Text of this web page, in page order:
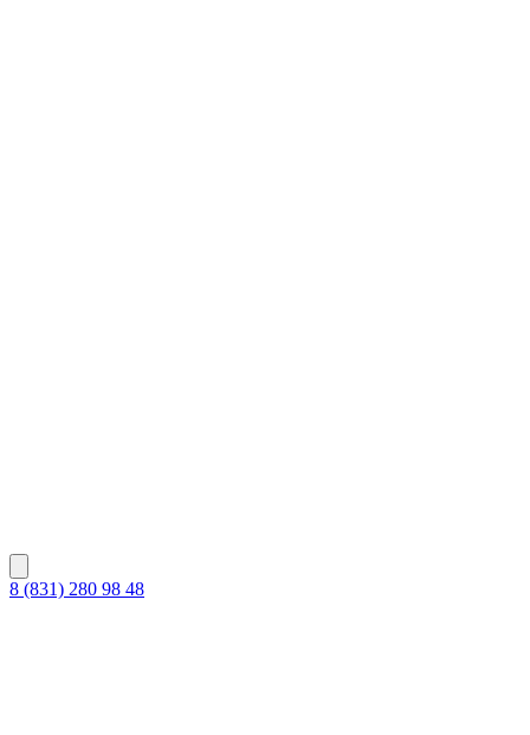
8 (831) 280 98 48